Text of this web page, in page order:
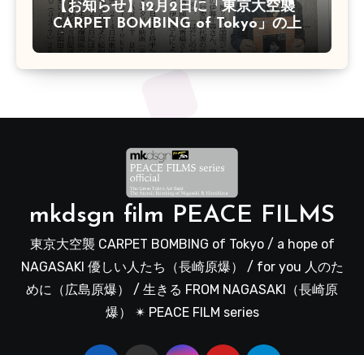
【お知らせ】12月2日に「東京大空襲
CARPET BOMBING of Tokyo」の上
映会があります
mkdsgn film PEACE FILMS
東京大空襲 CARPET BOMBING of Tokyo / a hope of
NAGASAKI 優しい人たち（長崎原爆） / for you 人のた
めに（広島原爆） / 生きる FROM NAGASAKI（長崎原
爆） ✴︎ PEACE FILM series